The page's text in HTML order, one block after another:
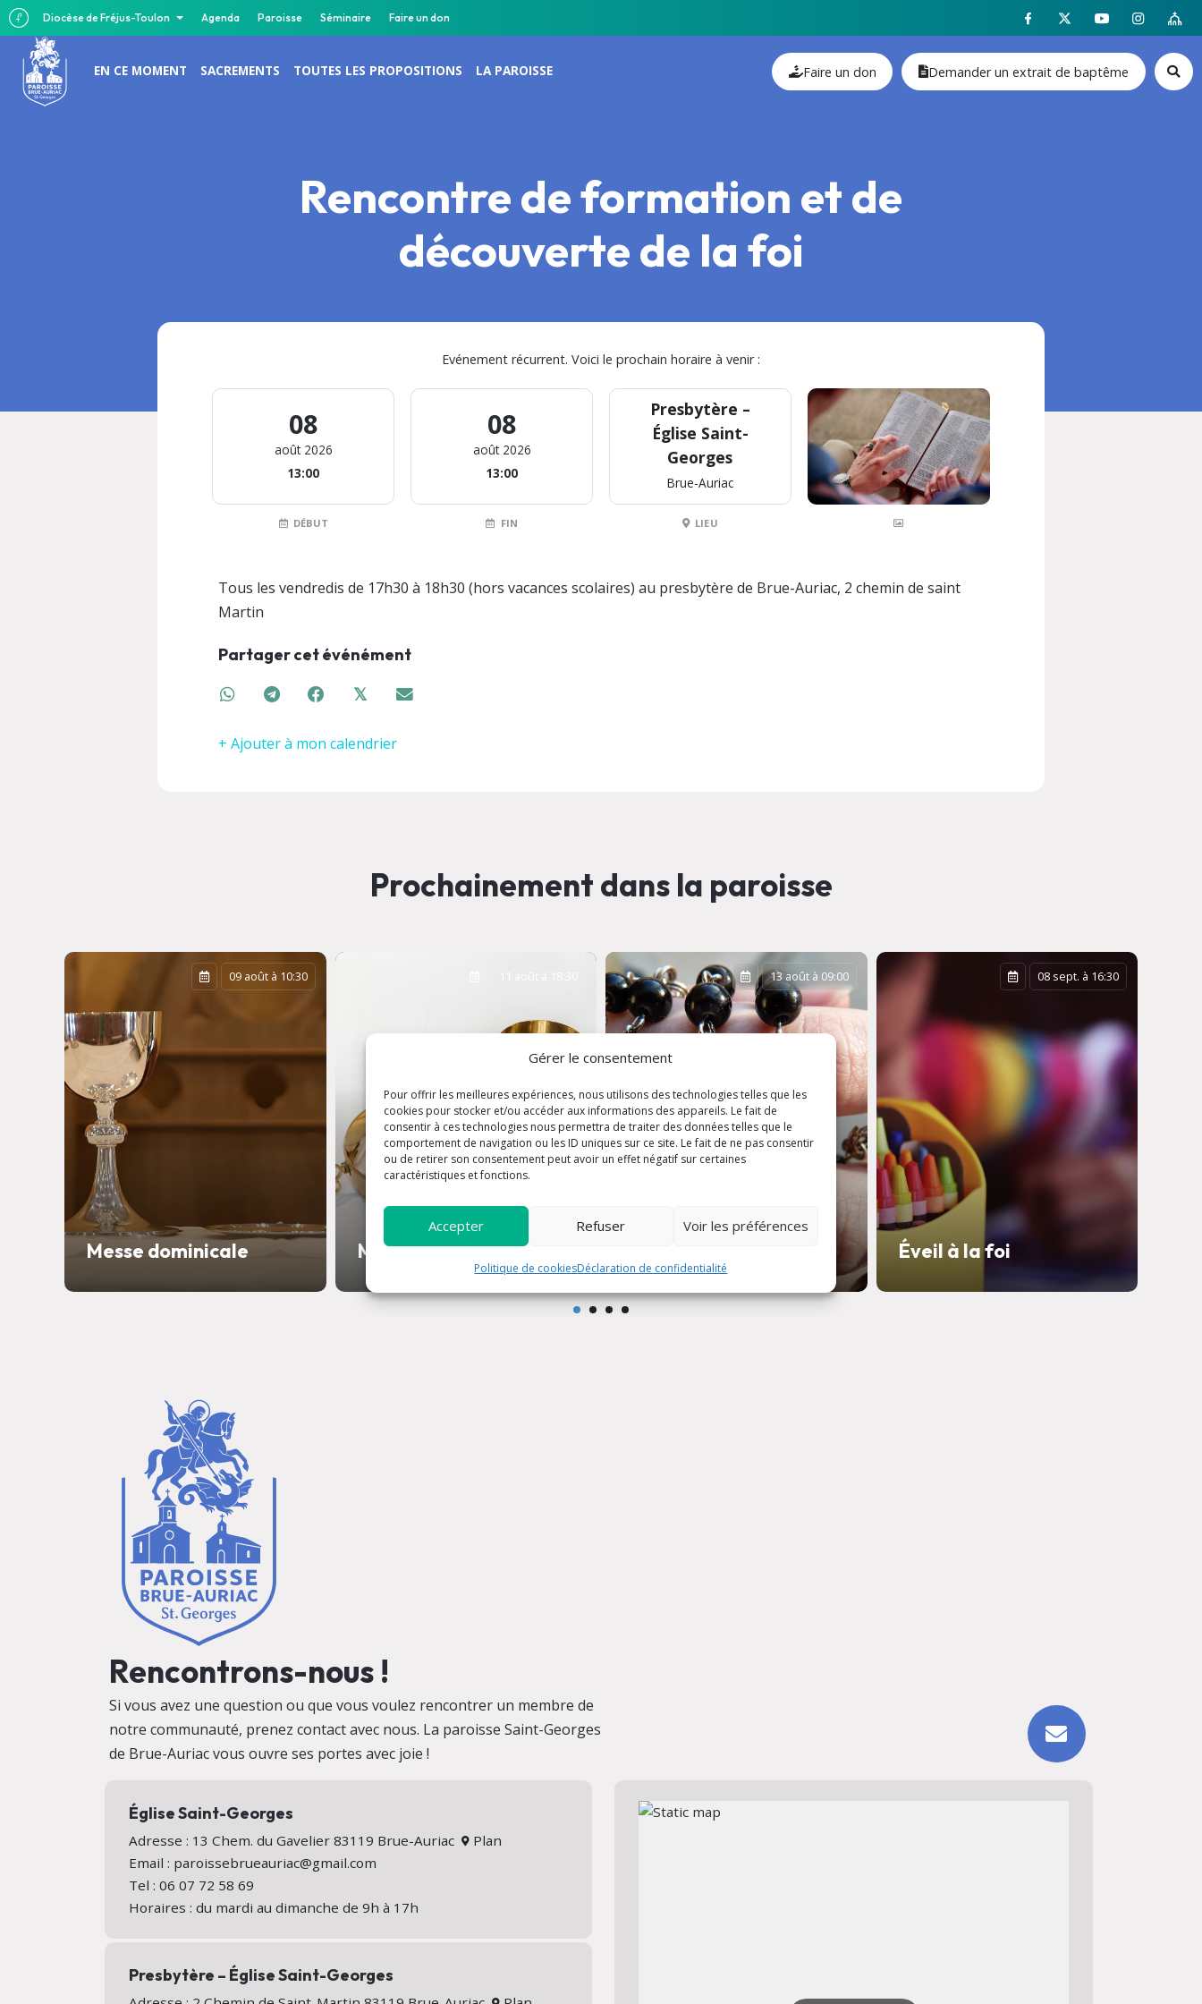
Gérer le consentement
Pour offrir les meilleures expériences, nous utilisons des technologies telles que les
cookies pour stocker et/ou accéder aux informations des appareils. Le fait de
consentir à ces technologies nous permettra de traiter des données telles que le
comportement de navigation ou les ID uniques sur ce site. Le fait de ne pas consentir
ou de retirer son consentement peut avoir un effet négatif sur certaines
caractéristiques et fonctions.
Accepter Refuser Voir les préférences
Politique de cookiesDéclaration de confidentialité
Diocèse de Fréjus-Toulon Agenda Paroisse Séminaire Faire un don
EN CE MOMENT SACREMENTS TOUTES LES PROPOSITIONS LA PAROISSE Faire un don Demander un extrait de baptême
Rencontre de formation et de
découverte de la foi
Evénement récurrent. Voici le prochain horaire à venir :
08
août 2026
13:00
DÉBUT
08
août 2026
13:00
FIN
Presbytère –
Église Saint-
Georges
Brue-Auriac
LIEU
Tous les vendredis de 17h30 à 18h30 (hors vacances scolaires) au presbytère de Brue-Auriac, 2 chemin de saint
Martin
Partager cet événément
𝕏
+ Ajouter à mon calendrier
Prochainement dans la paroisse
Messe dominicale
09 août à 10:30
Messe
13 août à 09:00
Éveil à la foi
08 sept. à 16:30
Rencontrons-nous !
Si vous avez une question ou que vous voulez rencontrer un membre de
notre communauté, prenez contact avec nous. La paroisse Saint-Georges
de Brue-Auriac vous ouvre ses portes avec joie !
Église Saint-Georges
Adresse : 13 Chem. du Gavelier 83119 Brue-Auriac
Plan
Email : paroissebrueauriac@gmail.com
Tel : 06 07 72 58 69
Horaires : du mardi au dimanche de 9h à 17h
Presbytère – Église Saint-Georges